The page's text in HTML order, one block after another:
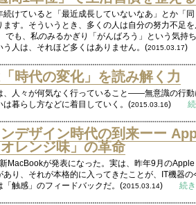
けていると「最近成長していないなあ」とか「
す。そういうとき、多くの人は自分の努力不足
でも、私のみるかぎり「がんばろう」という気持
う人は、それほど多くはありません。(2015.03.17
時代の変化」を読み解く力
、人々が何気なく行っていること――無意識の行
暮らし方などに着目していく。(2015.03.16)
デザイン時代の到来ーー
レンジ味」の革命
MacBookが発表になった。実は、昨年9月の
り、それが本格的に入ってきたことが、IT機器
触感」のフィードバックだ。(2015.03.14) 続